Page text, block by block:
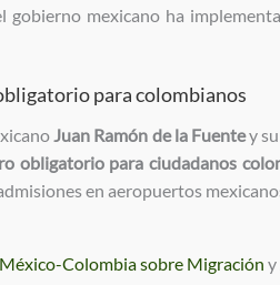
gobierno mexicano ha
para colombianos
Juan Ramón de la Fuentey
obligatorio para ciudadanos
en aeropuertos
Colombia sobre Migración y